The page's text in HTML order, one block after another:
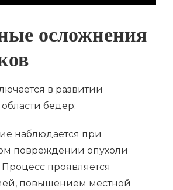
осложнения
в развитии
бедер:
наблюдается при
повреждении опухоли
проявляется
повышением местной